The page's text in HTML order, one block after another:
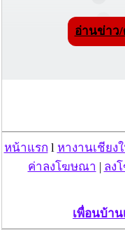
11 มี.ค. 64) เวลา
ไฟฟ้าแรงสูง
บริเวณทางหลวง 108 ป
ส่งผลให้สายส่งไฟฟ้าขา
งานเคลื่อนย้ายเสาและส
อ่านข่าว/
หน้าแรก l หางานเชียง
ค่าลงโฆษณา
ลง
เพื่อนบ้าน